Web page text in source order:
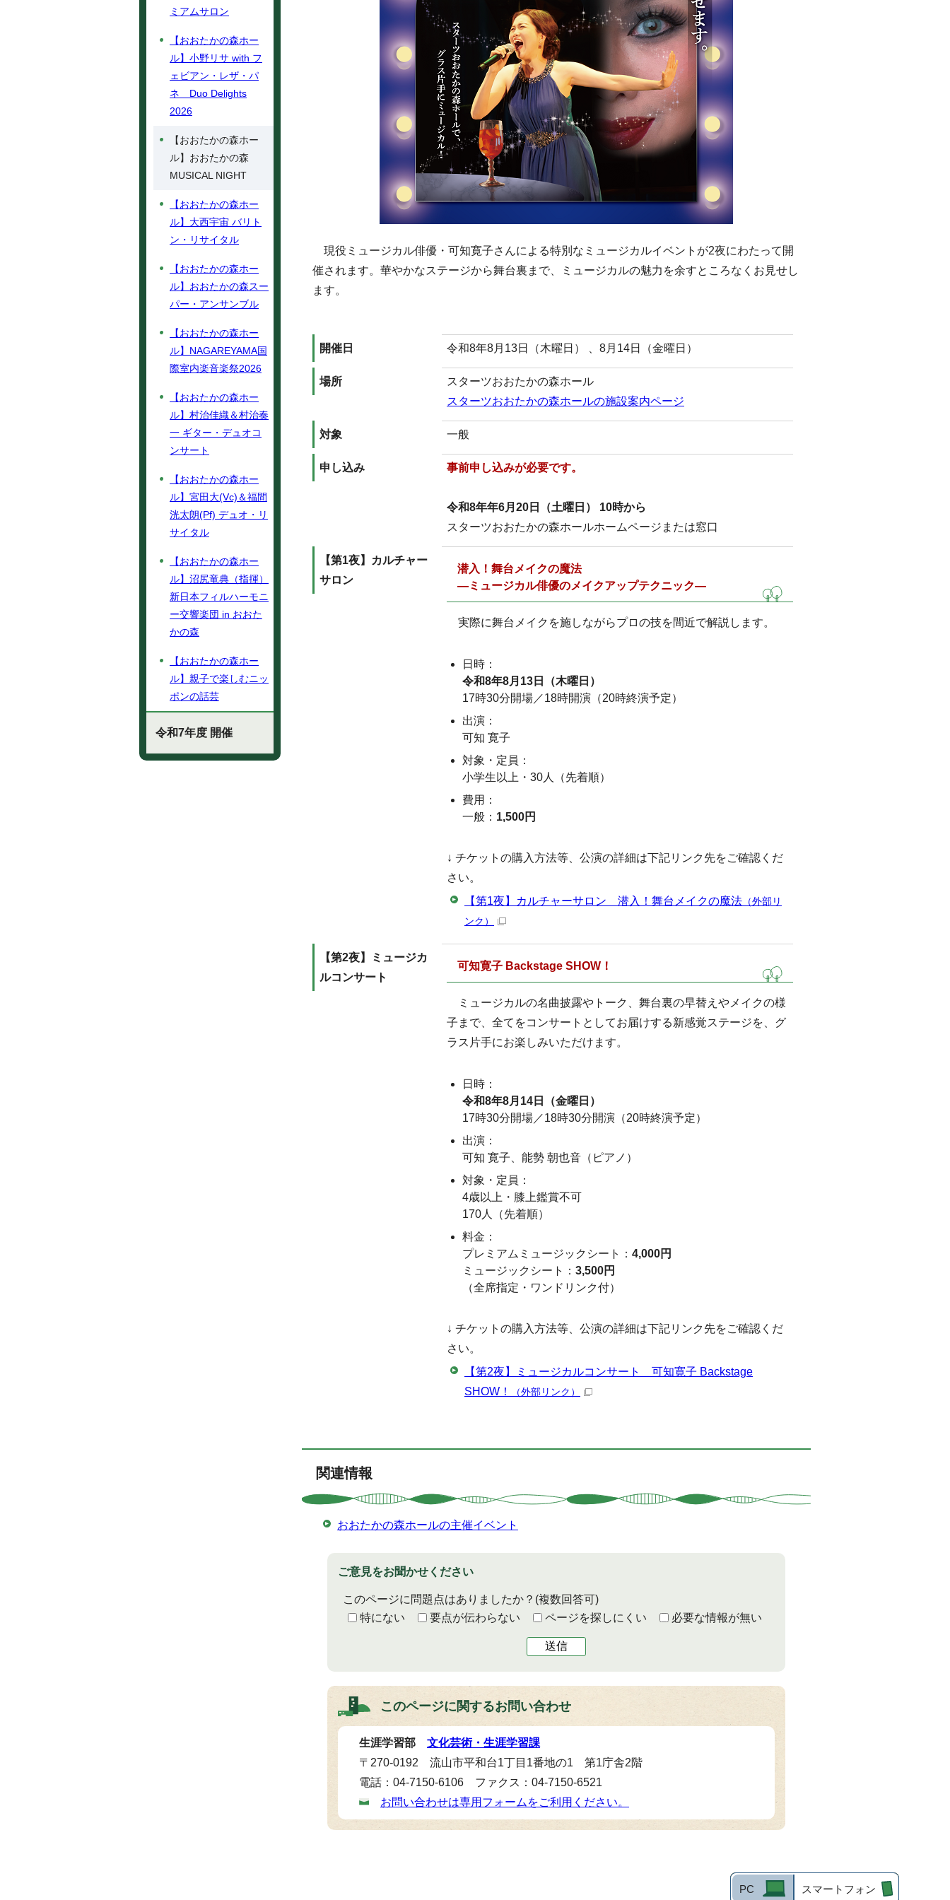
現役ミュージカル俳優・可知寛子さんによる特別なミュージカルイベントが2夜にわたって開
催されます。華やかなステージから舞台裏まで、ミュージカルの魅力を余すところなくお見せし
ます。
開催日 令和8年8月13日（木曜日） 、8月14日（金曜日）
場所
スターツおおたかの森ホール
スターツおおたかの森ホールの施設案内ページ
対象 一般
申し込み 事前申し込みが必要です。
令和8年年6月20日（土曜日） 10時から
スターツおおたかの森ホールホームページまたは窓口
【第1夜】カルチャー
サロン
潜入！舞台メイクの魔法
―ミュージカル俳優のメイクアップテクニック―
実際に舞台メイクを施しながらプロの技を間近で解説します。
日時：
令和8年8月13日（木曜日）
17時30分開場／18時開演（20時終演予定）
出演：
可知 寛子
対象・定員：
小学生以上・30人（先着順）
費用：
一般： 1,500円
↓ チケットの購入方法等、公演の詳細は下記リンク先をご確認くだ
さい。
【第1夜】カルチャーサロン 潜入！舞台メイクの魔法 （外部リ
ンク）
【第2夜】ミュージカ
ルコンサート
可知寛子 Backstage SHOW！
ミュージカルの名曲披露やトーク、舞台裏の早替えやメイクの様
子まで、全てをコンサートとしてお届けする新感覚ステージを、グ
ラス片手にお楽しみいただけます。
日時：
令和8年8月14日（金曜日）
17時30分開場／18時30分開演（20時終演予定）
出演：
可知 寛子、能勢 朝也音（ピアノ）
対象・定員：
4歳以上・膝上鑑賞不可
170人（先着順）
料金：
プレミアムミュージックシート： 4,000円
ミュージックシート： 3,500円
（全席指定・ワンドリンク付）
↓ チケットの購入方法等、公演の詳細は下記リンク先をご確認くだ
さい。
【第2夜】ミュージカルコンサート 可知寛子 Backstage
SHOW！
（外部リンク）
関連情報
おおたかの森ホールの主催イベント
ご意見をお聞かせください
このページに問題点はありましたか？ (複数回答可)
特にない
要点が伝わらない ページを探しにくい 必要な情報が無い
送信
このページに関するお問い合わせ
生涯学習部 文化芸術・生涯学習課
〒270-0192 流山市平和台1丁目1番地の1 第1庁舎2階
電話：04-7150-6106 ファクス：04-7150-6521
お問い合わせは専用フォームをご利用ください。
ミアムサロン
【おおたかの森ホー
ル】小野リサ with フ
ェビアン・レザ・パ
ネ Duo Delights
2026
【おおたかの森ホー
ル】おおたかの森
MUSICAL NIGHT
【おおたかの森ホー
ル】大西宇宙 バリト
ン・リサイタル
【おおたかの森ホー
ル】おおたかの森スー
パー・アンサンブル
【おおたかの森ホー
ル】NAGAREYAMA国
際室内楽音楽祭2026
【おおたかの森ホー
ル】村治佳織＆村治奏
一 ギター・デュオコ
ンサート
【おおたかの森ホー
ル】宮田大(Vc)＆福間
洸太朗(Pf) デュオ・リ
サイタル
【おおたかの森ホー
ル】沼尻竜典（指揮）
新日本フィルハーモニ
ー交響楽団 in おおた
かの森
【おおたかの森ホー
ル】親子で楽しむニッ
ポンの話芸
令和7年度 開催
PC スマートフォン